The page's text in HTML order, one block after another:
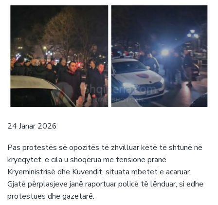
24 Janar 2026
Pas protestës së opozitës të zhvilluar këtë të shtunë në
kryeqytet, e cila u shoqërua me tensione pranë
Kryeministrisë dhe Kuvendit, situata mbetet e acaruar.
Gjatë përplasjeve janë raportuar policë të lënduar, si edhe
protestues dhe gazetarë.